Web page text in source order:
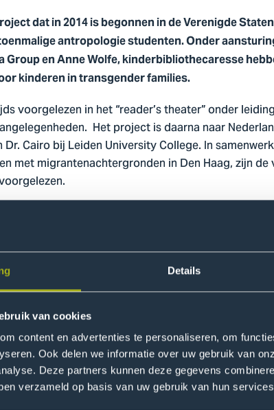
Details
van cookies
content en advertenties te personaliseren, om
Ook delen we informatie over uw gebruik van
Deze partners kunnen deze gegevens
verzameld op basis van uw gebruik van hun
dat in 2014 is begonnen in de Verenigde
antropologie studenten. Onder
Group en Anne Wolfe, kinderbibliothecaresse
kinderen in transgender families.
voorgelezen in het “reader’s theater” onder
Het project is daarna naar
Cairo bij Leiden University College. In
met migrantenachtergronden in Den Haag, zijn
meegenomen in de nieuwe minor Sexualiteit en
gaat. De verhalenbundel zal worden
gebruiken met docenten en kinderen om
worden door de Student Branch van het